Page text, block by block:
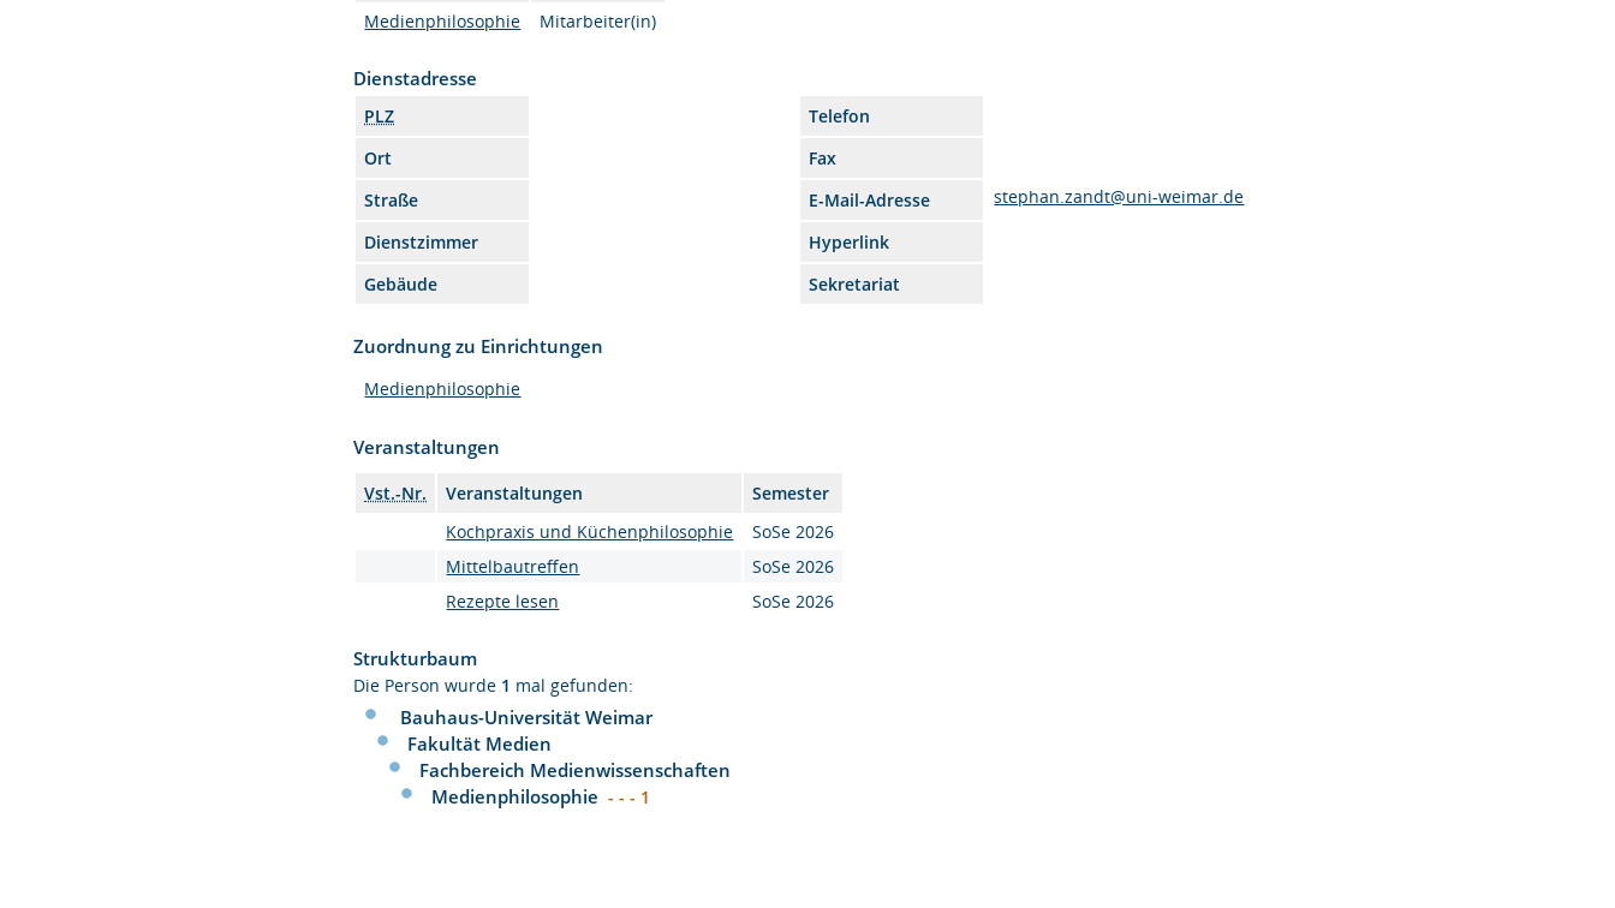
Medienphilosophie
Mitarbeiter(in)
Dienstadresse
PLZ
Telefon
Ort
Fax
Straße
E-Mail-Adresse
stephan.zandt@uni-weimar.de
Dienstzimmer
Hyperlink
Gebäude
Sekretariat
Zuordnung zu Einrichtungen
Medienphilosophie
Veranstaltungen
Vst.-Nr. Veranstaltungen
Semester
Kochpraxis und Küchenphilosophie
SoSe 2026
Mittelbautreffen
SoSe 2026
Rezepte lesen
SoSe 2026
Strukturbaum
Die Person wurde 1 mal gefunden:
Bauhaus-Universität Weimar
Fakultät Medien
Fachbereich Medienwissenschaften
Medienphilosophie - - - 1